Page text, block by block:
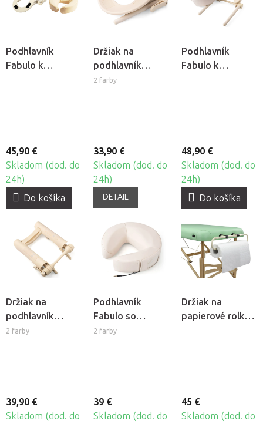
Podhlavník
Fabulo k
45,90 €
Skladom (dod. do
24h)
Do košíka
Držiak na
podhlavník
Fabulo Ergo k
2 farby
33,90 €
Skladom (dod. do
24h)
DETAIL
Podhlavník
Fabulo k
48,90 €
Skladom (dod. do
24h)
Do košíka
Držiak na
podhlavník
Fabulo Ergo
2 farby
39,90 €
Skladom (dod. do
Podhlavník
Fabulo so
zabudovaným
2 farby
39 €
Skladom (dod. do
Držiak na
papierové rolky
45 €
Skladom (dod. do